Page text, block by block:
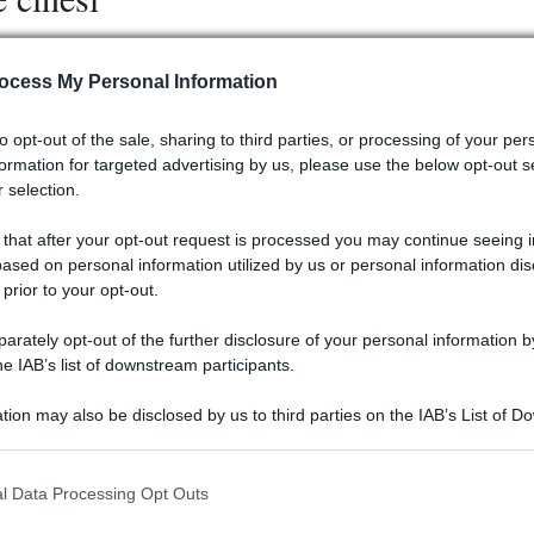
My Personal Information
opt-out of the sale, sharing to third parties, or processing of your
for targeted advertising by us, please use the below opt-out
selection.
that after your opt-out request is processed you may continue seeing
on personal information utilized by us or personal information
to your opt-out.
opt-out of the further disclosure of your personal information
IAB’s list of downstream participants.
may also be disclosed by us to third parties on the IAB’s List of
including but not limited to your visit or usage behaviour. You may
Data Processing Opt Outs
è ancora insufficiente, con gli MPV che registrano il
al comfort acustico e vibrazioni, sollevando
costruttiva.
qualità delle auto elettriche cinesi
alle esigenze dei consumatori potrebbero portare a
le problematiche attuali per consolidare la loro